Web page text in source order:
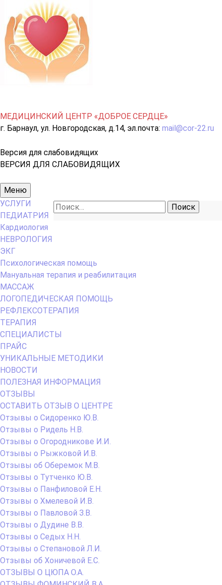
МЕДИЦИНСКИЙ ЦЕНТР «ДОБРОЕ СЕРДЦЕ»
г. Барнаул, ул. Новгородская, д.14, эл.почта: mail@cor-22.ru
Версия для слабовидящих
ВЕРСИЯ ДЛЯ СЛАБОВИДЯЩИХ
Основное
меню
Меню
Найти:
УСЛУГИ
ПЕДИАТРИЯ
Кардиология
НЕВРОЛОГИЯ
ЭКГ
Психологическая помощь
Мануальная терапия и реабилитация
МАССАЖ
ЛОГОПЕДИЧЕСКАЯ ПОМОЩЬ
РЕФЛЕКСОТЕРАПИЯ
ТЕРАПИЯ
СПЕЦИАЛИСТЫ
ПРАЙС
УНИКАЛЬНЫЕ МЕТОДИКИ
НОВОСТИ
ПОЛЕЗНАЯ ИНФОРМАЦИЯ
ОТЗЫВЫ
ОСТАВИТЬ ОТЗЫВ О ЦЕНТРЕ
Отзывы о Сидоренко Ю.В.
Отзывы о Ридель Н.В.
Отзывы о Огородникове И.И.
Отзывы о Рыжковой И.В.
Отзывы об Оберемок М.В.
Отзывы о Тутченко Ю.В.
Отзывы о Панфиловой Е.Н.
Отзывы о Хмелевой И.В.
Отзывы о Павловой З.В.
Отзывы о Дудине В.В.
Отзывы о Седых Н.Н.
Отзывы о Степановой Л.И.
Отзывы об Хоничевой Е.С.
ОТЗЫВЫ О ЦЮПА О.А.